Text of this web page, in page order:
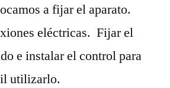
a fijar el aparato.
eléctricas. Fijar el
e instalar el control para
utilizarlo.